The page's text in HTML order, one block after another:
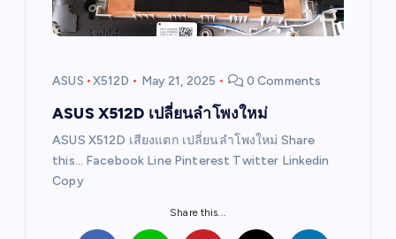
ASUS X512D May 21, 2025 0 Comments
ASUS X512D เปลี่ยนลำโพงใหม่
ASUS X512D เสียงแตก เปลี่ยนลำโพงใหม่ Share
this… Facebook Line Pinterest Twitter Linkedin
Copy
Share this...